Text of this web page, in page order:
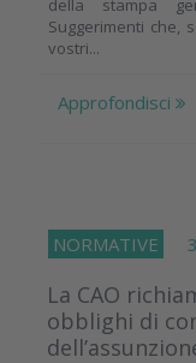
della stampa
Suggerimenti che,
vostri...
Approfondisci
NORMATIVE
La CAO
obblighi di